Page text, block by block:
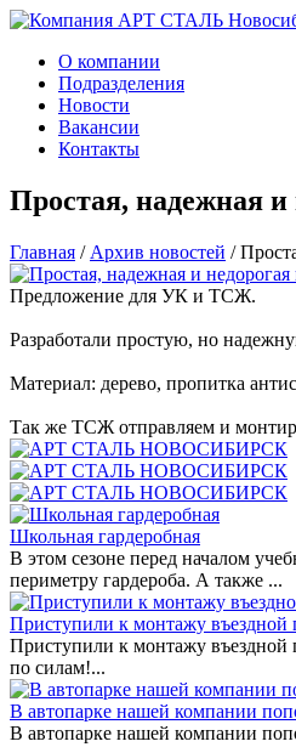
О компании
Подразделения
Новости
Вакансии
Контакты
Простая, надежная
Главная / Архив новостей /
Предложение для УК и ТСЖ.
Разработали простую, но
Материал: дерево, пропитка
Так же ТСЖ отправляем и
Школьная гардеробная
В этом сезоне перед началом
периметру гардероба. А также ...
Приступили к монтажу
Приступили к монтажу
по силам!...
В автопарке нашей компании
В автопарке нашей компании